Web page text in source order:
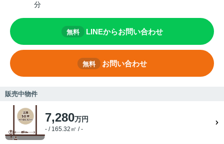
分
無料 LINEからお問い合わせ
無料 お問い合わせ
販売中物件
7,280万円
- / 165.32㎡ / -